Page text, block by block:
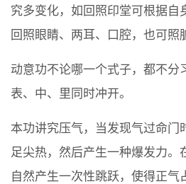
究多变化，如回照印堂可根据自
回照眼睛、两耳、口腔，也可照
动意功不论哪一个式子，都不分
表、中、里同时冲开。
本功讲究压气，当发现气过命门
足尖热，然后产生一种爆发力。
自然产生一次性跳跃，使得正气